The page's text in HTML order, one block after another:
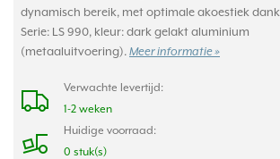
dynamisch bereik, met optimale akoestiek
Serie: LS 990, kleur: dark gelakt aluminium
(metaaluitvoering). Meer informatie »
Verwachte levertijd:
1-2 weken
Huidige voorraad:
0 stuk(s)